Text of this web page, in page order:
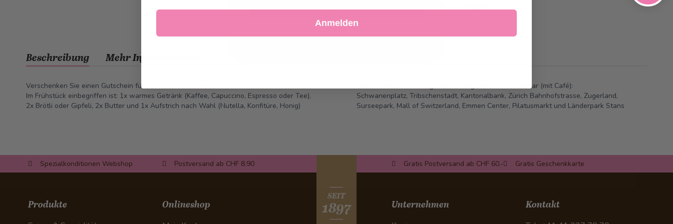
Beschreibung
Verschenken Sie einen Gutschein für ein Frühstück "Piccolo".
Im Frühstück einbegriffen ist: 1x warmes Getränk (Kaffee, Capuccino, Espresso oder Tee),
2x Brötli oder Gipfeli, 2x Butter und 1x Aufstrich nach Wahl (Nutella, Konfitüre, Honig)
Der Gutschein ist in folgenden Fachgeschäften einlösbar (mit Café):
Schwanenplatz, Tribschenstadt, Kantonalbank, Zürich Bahnhofstrasse, Zugerland,
Surseepark, Mall of Switzerland, Emmen Center, Pilatusmarkt und Länderpark Stans
Mehr Informationen
Spezialkonditionen Webshop Postversand ab CHF 8.90 Gratis Postversand ab CHF 60.- Gratis Geschenkkarte
SEIT
1897
Produkte
Onlineshop
Unternehmen
Kontakt
Akzeptieren
Einstellungen anpassen
Anmelden